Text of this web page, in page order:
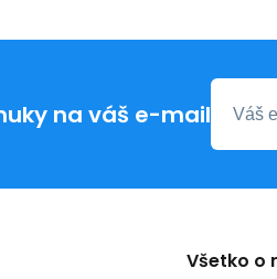
na váš e-mail
Všetko o